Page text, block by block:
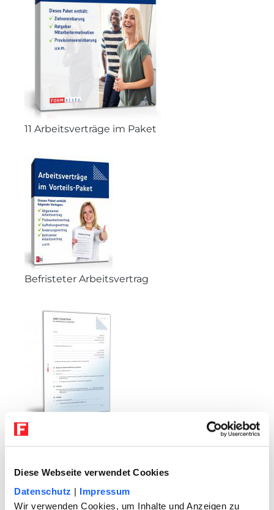
Diese Webseite verwendet Cookies
Datenschutz | Impressum
Wir verwenden Cookies, um Inhalte und Anzeigen zu
11 Arbeitsverträge im Paket
Befristeter Arbeitsvertrag
Arbeitgeber und Arbeitnehmer
suchten auch nach folgenden
Themen
Berliner Testament – steuerliche